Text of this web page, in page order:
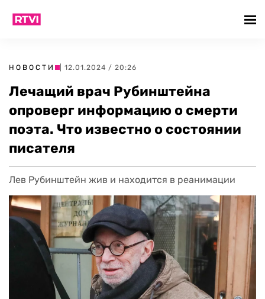
НОВОСТИ | 12.01.2024 / 20:26
Лечащий врач Рубинштейна
опроверг информацию о смерти
поэта. Что известно о состоянии
писателя
Лев Рубинштейн жив и находится в реанимации